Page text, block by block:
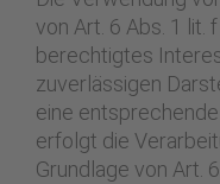
von Art. 6 Abs. 1 lit.
berechtigtes
zuverlässigen
eine
erfolgt die
Grundlage von Art.